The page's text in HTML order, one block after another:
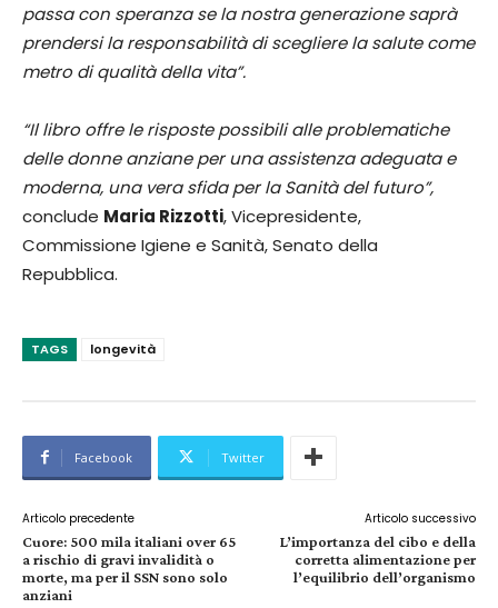
passa con speranza se la nostra generazione saprà
prendersi la responsabilità di scegliere la salute come
metro di qualità della vita”.
“Il libro offre le risposte possibili alle problematiche
delle donne anziane per una assistenza adeguata e
moderna, una vera sfida per la Sanità del futuro”,
conclude Maria Rizzotti, Vicepresidente,
Commissione Igiene e Sanità, Senato della
Repubblica.
TAGS longevità
Facebook Twitter
Articolo precedente
Cuore: 500 mila italiani over 65
a rischio di gravi invalidità o
morte, ma per il SSN sono solo
anziani
Articolo successivo
L’importanza del cibo e della
corretta alimentazione per
l’equilibrio dell’organismo